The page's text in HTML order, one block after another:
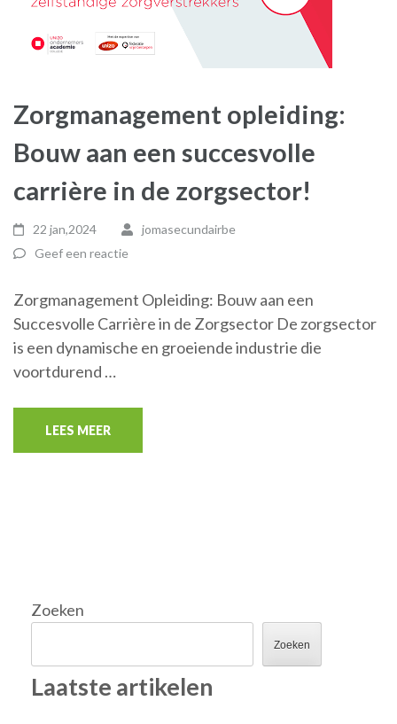
Zorgmanagement opleiding:
Bouw aan een succesvolle
carrière in de zorgsector!
22 jan,2024
jomasecundairbe
Geef een reactie
Zorgmanagement Opleiding: Bouw aan een
Succesvolle Carrière in de Zorgsector De zorgsector
is een dynamische en groeiende industrie die
voortdurend …
LEES MEER
Zoeken
Zoeken
Laatste artikelen